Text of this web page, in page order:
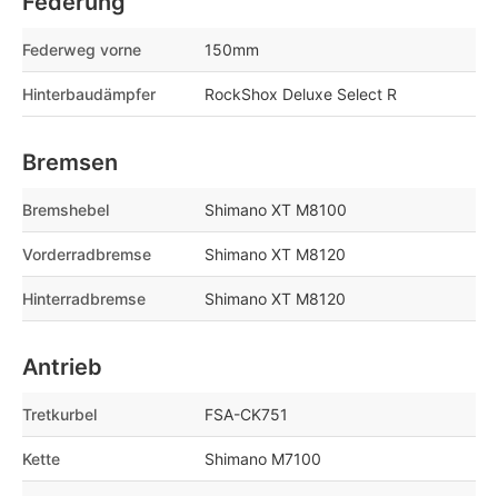
Federweg vorne 150mm
Hinterbaudämpfer RockShox Deluxe Select R
Bremsen
Bremshebel Shimano XT M8100
Vorderradbremse Shimano XT M8120
Hinterradbremse Shimano XT M8120
Antrieb
Tretkurbel FSA-CK751
Kette Shimano M7100